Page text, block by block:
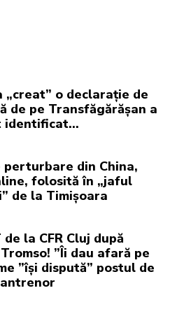
„creat” o declarație de
de pe Transfăgărășan a
identificat…
din China,
folosită în „jaful
de la Timișoara
la CFR Cluj după
”Îi dau afară pe
”își dispută” postul de
antrenor